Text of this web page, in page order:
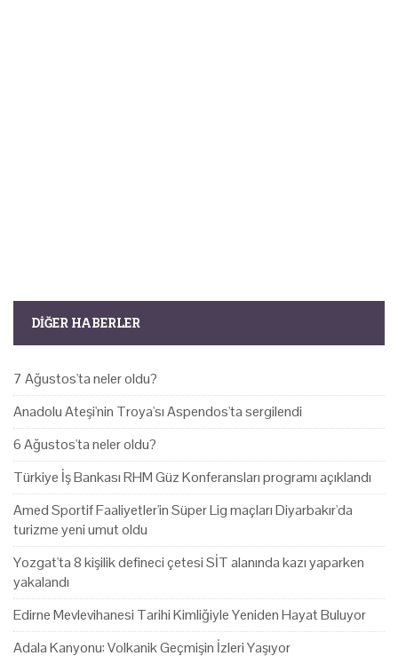
DIĞER HABERLER
7 Ağustos'ta neler oldu?
Anadolu Ateşi'nin Troya'sı Aspendos'ta sergilendi
6 Ağustos'ta neler oldu?
Türkiye İş Bankası RHM Güz Konferansları programı açıklandı
Amed Sportif Faaliyetler'in Süper Lig maçları Diyarbakır'da
turizme yeni umut oldu
Yozgat'ta 8 kişilik defineci çetesi SİT alanında kazı yaparken
yakalandı
Edirne Mevlevihanesi Tarihi Kimliğiyle Yeniden Hayat Buluyor
Adala Kanyonu: Volkanik Geçmişin İzleri Yaşıyor